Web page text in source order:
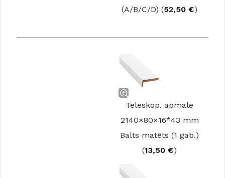
(A/B/C/D) (52,50 €)
Teleskop. apmale
2140×80×16*43 mm
Balts matēts (1 gab.)
(13,50 €)